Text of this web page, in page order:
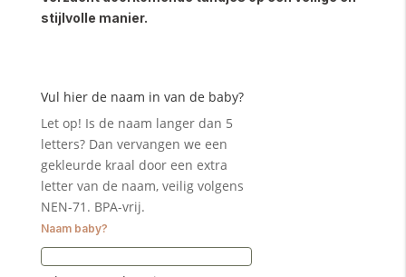
stijlvolle manier.
Vul hier de naam in van de baby?
Let op! Is de naam langer dan 5
letters? Dan vervangen we een
gekleurde kraal door een extra
letter van de naam, veilig volgens
NEN-71. BPA-vrij.
Naam baby?